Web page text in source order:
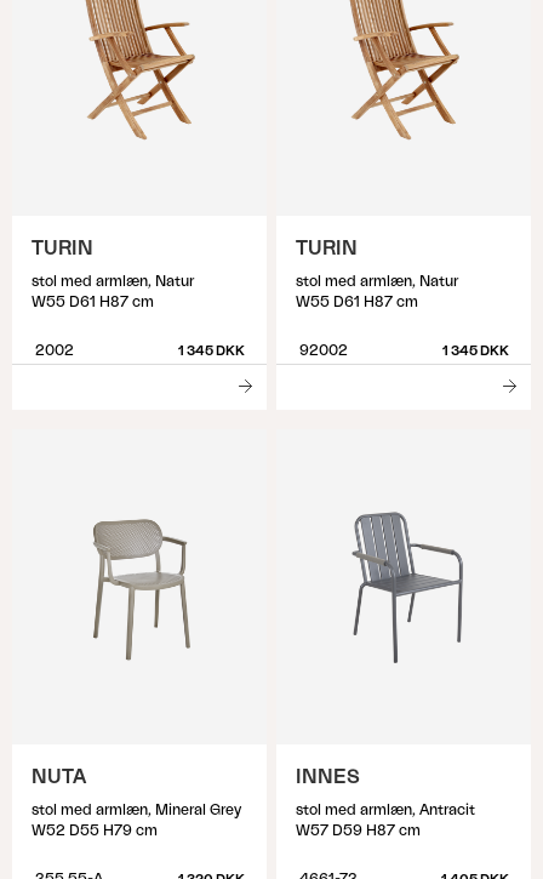
TURIN
stol med armlæn, Natur
W55 D61 H87 cm
2002 1 345 DKK
TURIN
stol med armlæn, Natur
W55 D61 H87 cm
92002 1 345 DKK
NUTA
stol med armlæn, Mineral Grey
W52 D55 H79 cm
INNES
stol med armlæn, Antracit
W57 D59 H87 cm